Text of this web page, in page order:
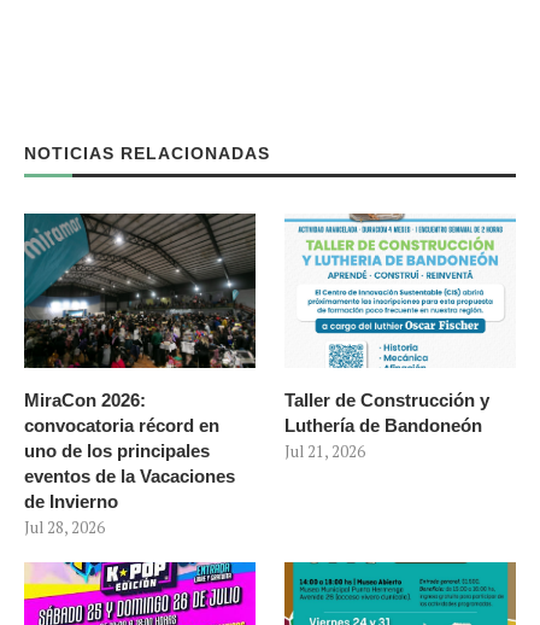
NOTICIAS RELACIONADAS
MiraCon 2026:
convocatoria récord en
uno de los principales
eventos de la Vacaciones
de Invierno
Jul 28, 2026
Taller de Construcción y
Luthería de Bandoneón
Jul 21, 2026